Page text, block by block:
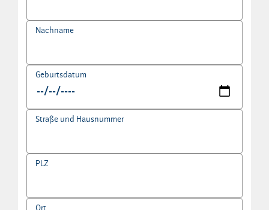
Nachname
Geburtsdatum
Straße und Hausnummer
PLZ
Ort